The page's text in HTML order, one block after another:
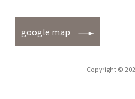
google map
Copyright ©